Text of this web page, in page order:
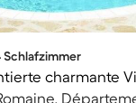
Schlafzimmer